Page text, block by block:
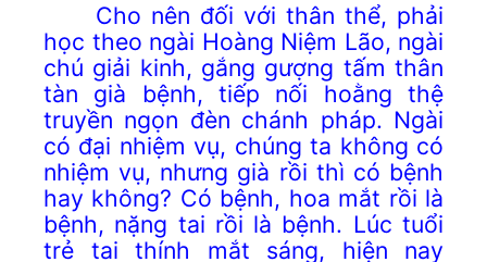
Cho nên đối với thân thể, phải
học theo ngài Hoàng Niệm Lão, ngài
chú giải kinh, gắng gượng tấm thân
tàn già bệnh, tiếp nối hoằng thệ
truyền ngọn đèn chánh pháp. Ngài
có đại nhiệm vụ, chúng ta không có
nhiệm vụ, nhưng già rồi thì có bệnh
hay không? Có bệnh, hoa mắt rồi là
bệnh, nặng tai rồi là bệnh. Lúc tuổi
trẻ tai thính mắt sáng, hiện nay